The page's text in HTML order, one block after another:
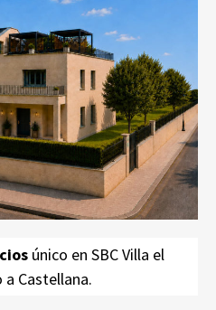
18 Despachos
de más de 500 m²
único en SBC Villa el
Castellana.